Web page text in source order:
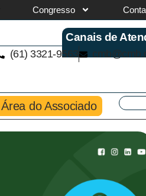
Congresso
Canais de
(61) 3321-9563
Área do Associado